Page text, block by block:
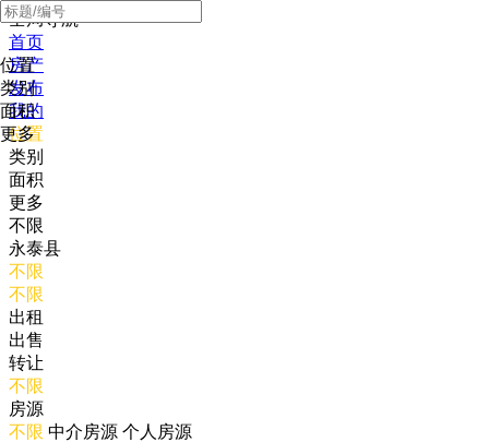
全局导航
首页
房产
发布
我的
位置
类别
面积
更多
位置
类别
面积
更多
不限
永泰县
不限
不限
出租
出售
转让
不限
房源
不限 中介房源 个人房源